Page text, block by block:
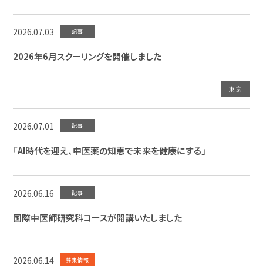
2026.07.03 記事
2026年6月スクーリングを開催しました
東京
2026.07.01 記事
「AI時代を迎え、中医薬の知恵で未来を健康にする」
2026.06.16 記事
国際中医師研究科コースが開講いたしました
2026.06.14 募集情報